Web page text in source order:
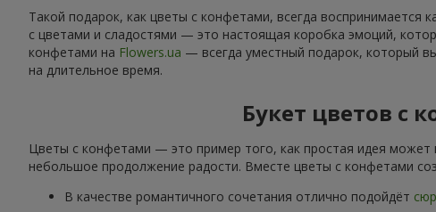
Такой подарок, как цветы с конфетами, всегда
с цветами и сладостями — это настоящая коробка эмоций,
конфетами на Flowers.ua — всегда уместный подарок, который
на длительное время.
Букет цветов с
Цветы с конфетами — это пример того, как простая идея может
небольшое продолжение радости. Вместе цветы с конфетами
В качестве романтичного сочетания отлично подойдёт